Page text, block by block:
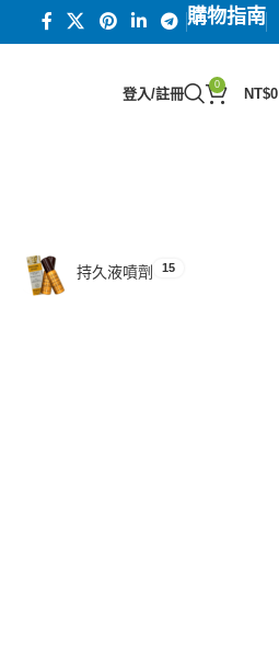
購物指南
登入/註冊
0
NT$0
持久液噴劑 15